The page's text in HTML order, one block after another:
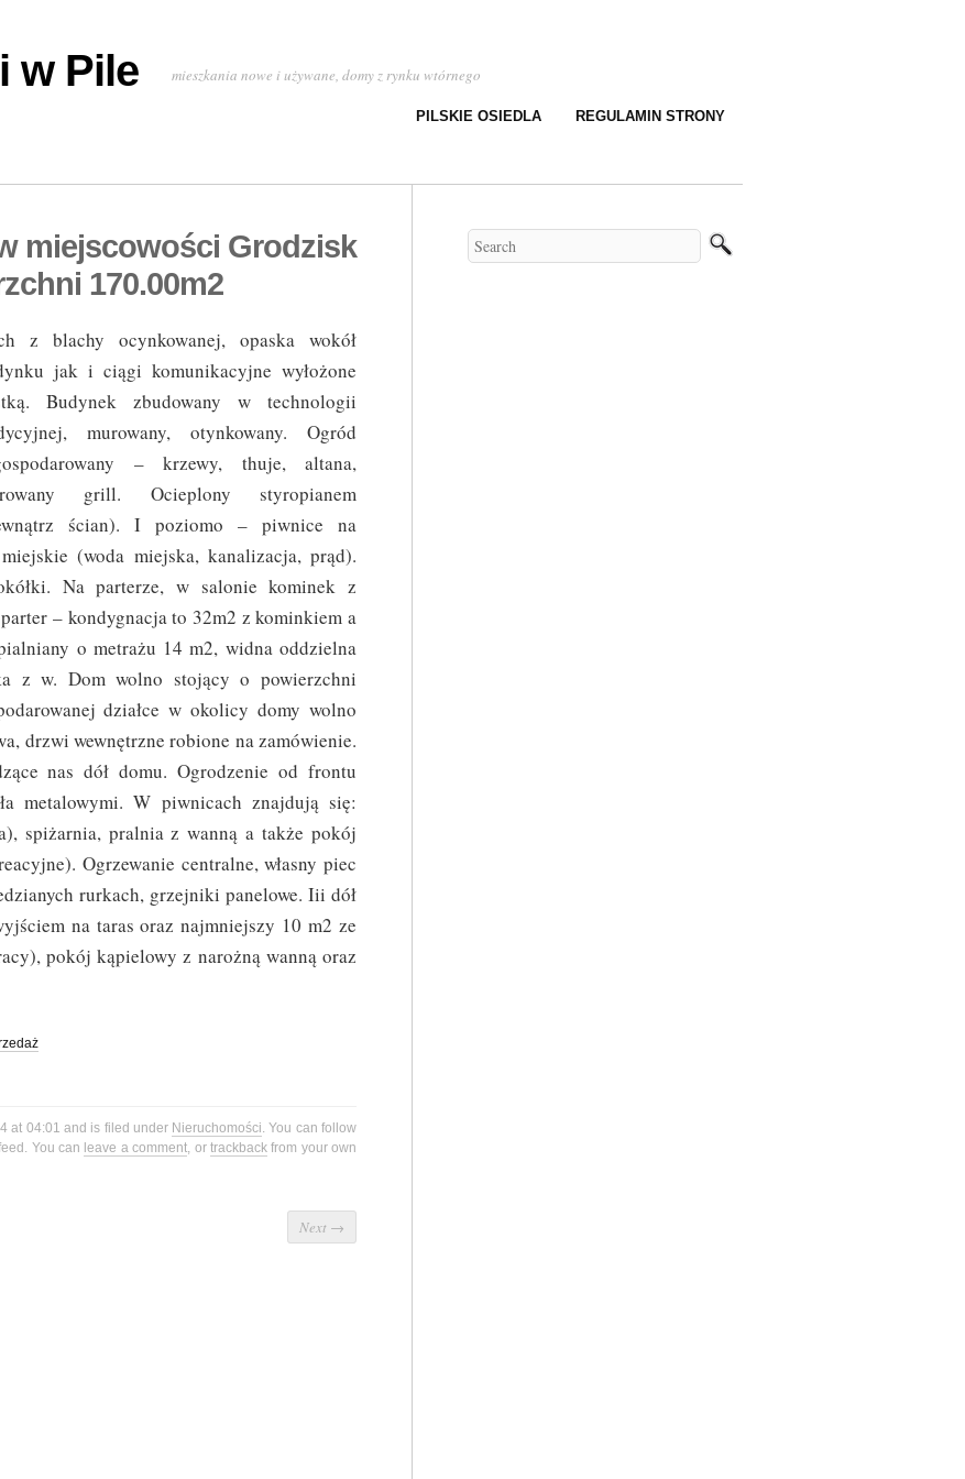
w Pile mieszkania nowe i używane, domy z rynku wtórnego
PILSKIE OSIEDLA REGULAMIN STRONY
miejscowości Grodzisk
170.00m2
z blachy ocynkowanej, opaska wokół
jak i ciągi komunikacyjne wyłożone
Budynek zbudowany w technologii
murowany, otynkowany. Ogród
– krzewy, thuje, altana,
grill. Ocieplony styropianem
ścian). I poziomo – piwnice na
(woda miejska, kanalizacja, prąd).
Na parterze, w salonie kominek z
– kondygnacja to 32m2 z kominkiem a
o metrażu 14 m2, widna oddzielna
z w. Dom wolno stojący o powierzchni
działce w okolicy domy wolno
drzwi wewnętrzne robione na zamówienie.
nas dół domu. Ogrodzenie od frontu
metalowymi. W piwnicach znajdują się:
spiżarnia, pralnia z wanną a także pokój
Ogrzewanie centralne, własny piec
rurkach, grzejniki panelowe. Iii dół
na taras oraz najmniejszy 10 m2 ze
pokój kąpielowy z narożną wanną oraz
at 04:01 and is filed under Nieruchomości. You can follow
You can leave a comment, or trackbackfrom your own
Next →